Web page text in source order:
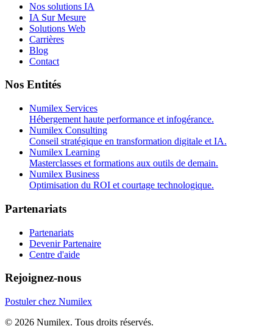
Nos solutions IA
IA Sur Mesure
Solutions Web
Carrières
Blog
Contact
Nos Entités
Numilex Services
Hébergement haute performance et infogérance.
Numilex Consulting
Conseil stratégique en transformation digitale et IA.
Numilex Learning
Masterclasses et formations aux outils de demain.
Numilex Business
Optimisation du ROI et courtage technologique.
Partenariats
Partenariats
Devenir Partenaire
Centre d'aide
Rejoignez-nous
Postuler chez Numilex
© 2026 Numilex. Tous droits réservés.